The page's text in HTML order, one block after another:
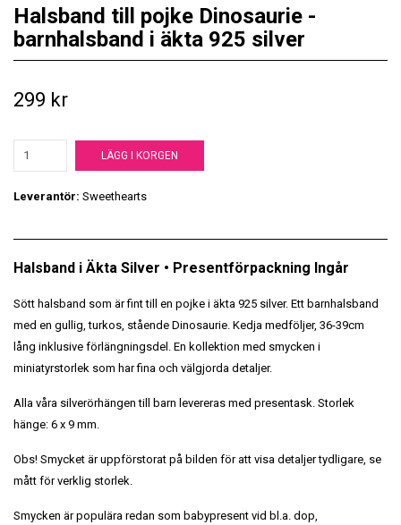
Halsband till pojke Dinosaurie -
barnhalsband i äkta 925 silver
299 kr
LÄGG I KORGEN
Leverantör: Sweethearts
Halsband i Äkta Silver • Presentförpackning Ingår
Sött halsband som är fint till en pojke i äkta 925 silver. Ett barnhalsband
med en gullig, turkos, stående Dinosaurie. Kedja medföljer, 36-39cm
lång inklusive förlängningsdel. En kollektion med smycken i
miniatyrstorlek som har fina och välgjorda detaljer.
Alla våra silverörhängen till barn levereras med presentask. Storlek
hänge: 6 x 9 mm.
Obs! Smycket är uppförstorat på bilden för att visa detaljer tydligare, se
mått för verklig storlek.
Smycken är populära redan som babypresent vid bl.a. dop,